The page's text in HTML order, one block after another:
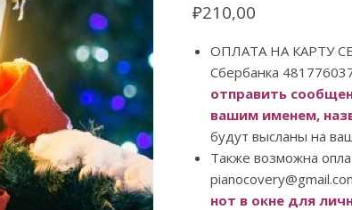
₽210,00
ОПЛАТА НА КАРТУ
Сбербанка
отправить
вашим именем,
будут высланы на
Также возможна
нот в окне для